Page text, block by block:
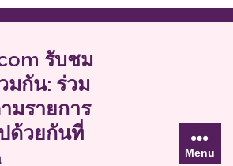
รับชม
มกัน: ร่วม
มรายการ
ด้วยกันที่
Menu